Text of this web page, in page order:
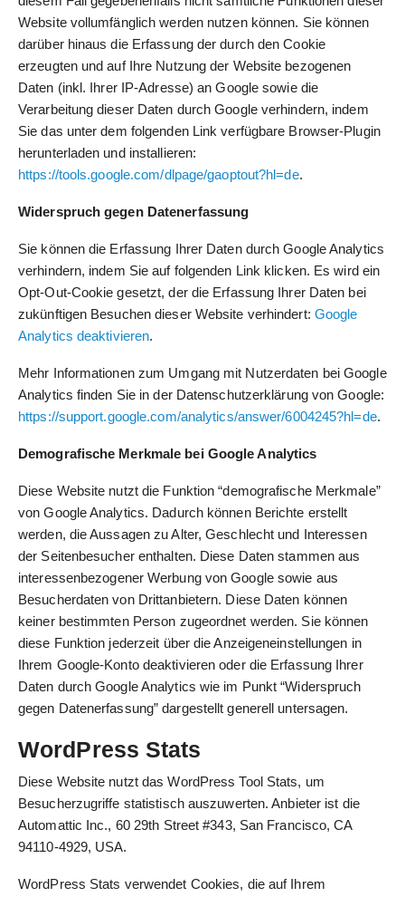
Website vollumfänglich werden nutzen können. Sie können
darüber hinaus die Erfassung der durch den Cookie
erzeugten und auf Ihre Nutzung der Website bezogenen
Daten (inkl. Ihrer IP-Adresse) an Google sowie die
Verarbeitung dieser Daten durch Google verhindern, indem
Sie das unter dem folgenden Link verfügbare Browser-Plugin
herunterladen und installieren:
https://tools.google.com/dlpage/gaoptout?hl=de.
Widerspruch gegen Datenerfassung
Sie können die Erfassung Ihrer Daten durch Google Analytics
verhindern, indem Sie auf folgenden Link klicken. Es wird ein
Opt-Out-Cookie gesetzt, der die Erfassung Ihrer Daten bei
zukünftigen Besuchen dieser Website verhindert: Google
Analytics deaktivieren.
Mehr Informationen zum Umgang mit Nutzerdaten bei Google
Analytics finden Sie in der Datenschutzerklärung von Google:
https://support.google.com/analytics/answer/6004245?hl=de.
Demografische Merkmale bei Google Analytics
Diese Website nutzt die Funktion “demografische Merkmale”
von Google Analytics. Dadurch können Berichte erstellt
werden, die Aussagen zu Alter, Geschlecht und Interessen
der Seitenbesucher enthalten. Diese Daten stammen aus
interessenbezogener Werbung von Google sowie aus
Besucherdaten von Drittanbietern. Diese Daten können
keiner bestimmten Person zugeordnet werden. Sie können
diese Funktion jederzeit über die Anzeigeneinstellungen in
Ihrem Google-Konto deaktivieren oder die Erfassung Ihrer
Daten durch Google Analytics wie im Punkt “Widerspruch
gegen Datenerfassung” dargestellt generell untersagen.
WordPress Stats
Diese Website nutzt das WordPress Tool Stats, um
Besucherzugriffe statistisch auszuwerten. Anbieter ist die
Automattic Inc., 60 29th Street #343, San Francisco, CA
94110-4929, USA.
WordPress Stats verwendet Cookies, die auf Ihrem